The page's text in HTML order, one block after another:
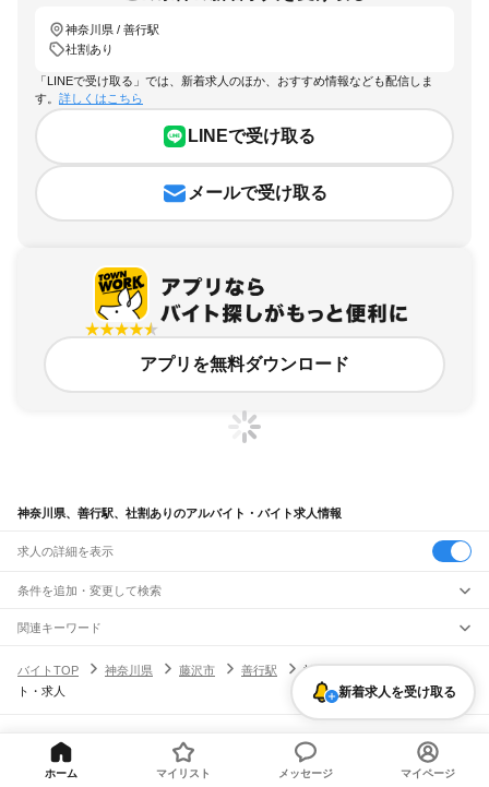
神奈川県 / 善行駅
社割あり
「LINEで受け取る」では、新着求人のほか、おすすめ情報なども配信しま
す。 詳しくはこちら
LINEで受け取る
メールで受け取る
アプリを無料ダウンロード
神奈川県、善行駅、社割ありのアルバイト・バイト求人情報
求人の詳細を表示
条件を追加・変更して検索
市区町村を追加・変更
神奈川県
すべて
横浜市
磯子区
川崎市
川崎区
高津区多摩区 麻生区
駅を追加・変更
鴨宮駅
根府川駅
JR南武線
職種を追加・変更
飲食・フードサービス
すべて
ホールスタッフ
キッチンスタッフ 精肉・鮮魚加工
給食調理
フードカウンター販売員 バー（BAR）・バーテンダー
特徴を追加・変更
人気
雇用形態を追加・変更
関連キーワード
バイトTOP
神奈川県 藤沢市 善行駅
社割ありのアルバイト・バイ
ト・求人
新着求人を受け取る
ヘルプ・お問い合わせ サイトマップ
利用規約・プライバシーポリシー
[企業]求人広告の掲載相談
ホーム マイリスト メッセージ マイページ